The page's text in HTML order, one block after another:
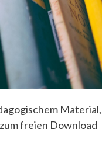
Material,
freien Download